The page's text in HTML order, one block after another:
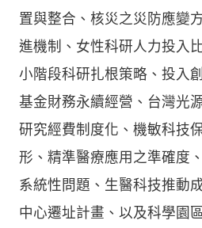
置與整合、核災之災防應變
進機制、女性科研人力投入
小階段科研扎根策略、投入
基金財務永續經營、台灣光
研究經費制度化、機敏科技
形、精準醫療應用之準確度
系統性問題、生醫科技推動
中心遷址計畫、以及科學園